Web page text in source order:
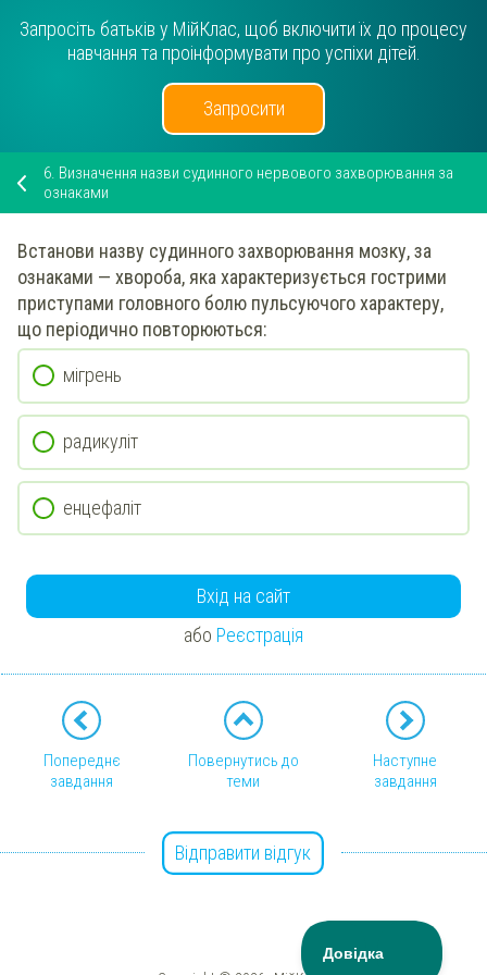
Запросіть батьків у МійКлас, щоб включити їх до процесу
навчання та проінформувати про успіхи дітей.
Запросити
6. Визначення назви судинного нервового захворювання за
ознаками
Встанови назву судинного захворювання мозку, за
ознаками — хвороба, яка характеризується гострими
приступами головного болю пульсуючого характеру,
що періодично повторюються:
мігрень
радикуліт
енцефаліт
Вхід на сайт
або Реєстрація
Попереднє
завдання
Повернутись до
теми
Наступне
завдання
Відправити відгук